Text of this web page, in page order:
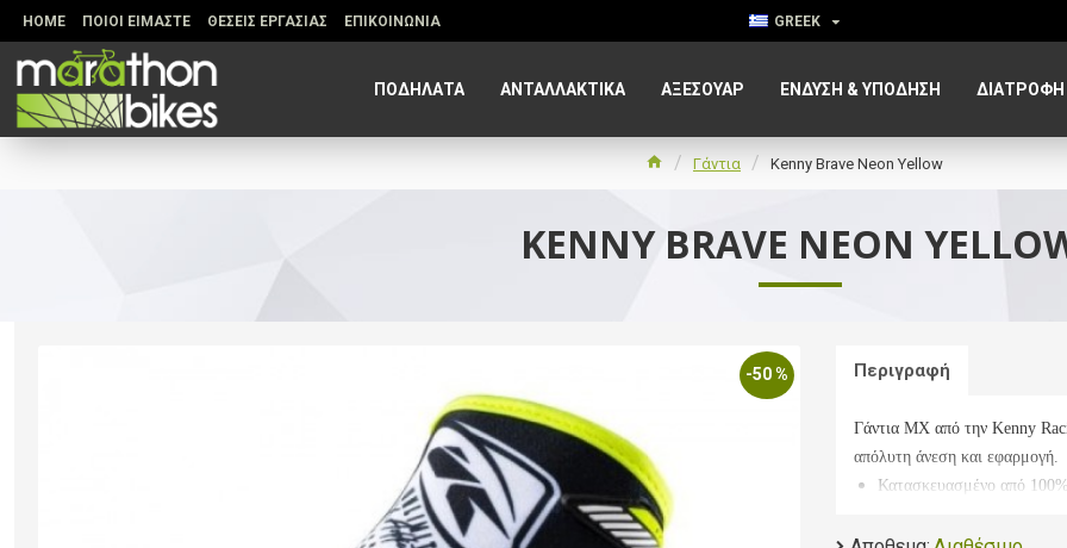
HOME ΠΟΙΟΙ ΕΙΜΑΣΤΕ ΘΕΣΕΙΣ ΕΡΓΑΣΙΑΣ ΕΠΙΚΟΙΝΩΝΙΑ GREEK
ΠΟΔΗΛΑΤΑ ΑΝΤΑΛΛΑΚΤΙΚΑ ΑΞΕΣΟΥΆΡ ΈΝΔΥΣΗ & ΥΠΌΔΗΣΗ ΔΙΑΤΡΟΦΉ
Γάντια Kenny Brave Neon Yellow
KENNY BRAVE NEON
-50 % Περιγραφή
Γάντια MX από την Kenny
απόλυτη άνεση και εφαρμογή.
Κατασκευασμένο από
Ελαστικό ύφασμα στο